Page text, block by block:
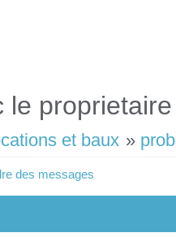
le proprietaire
et baux »
des messages